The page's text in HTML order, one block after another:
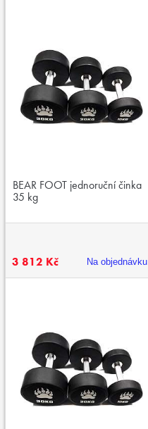
BEAR FOOT jednoruční činka
35 kg
3 812 Kč Na objednávku